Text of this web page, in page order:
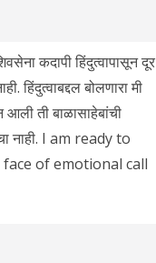
कदापी हिंदुत्वापासून दूर
हिंदुत्वाबद्दल बोलणारा मी
ती बाळासाहेबांची
नाही. I am ready to
of emotional call